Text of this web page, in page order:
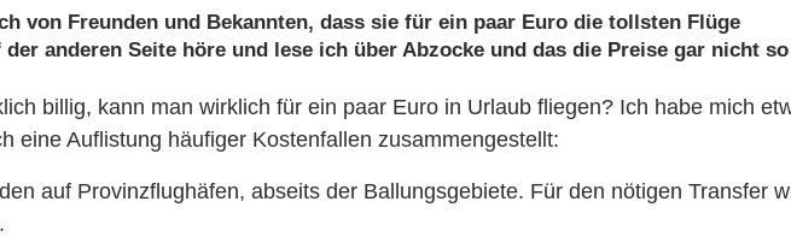
von Freunden und Bekannten, dass sie für ein paar Euro die tollsten Flüge
anderen Seite höre und lese ich über Abzocke und das die Preise gar nicht so
billig, kann man wirklich für ein paar Euro in Urlaub fliegen? Ich habe mich
eine Auflistung häufiger Kostenfallen zusammengestellt:
auf Provinzflughäfen, abseits der Ballungsgebiete. Für den nötigen Transfer